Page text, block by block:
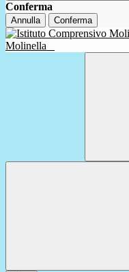
Conferma
Annulla Conferma
Molinella